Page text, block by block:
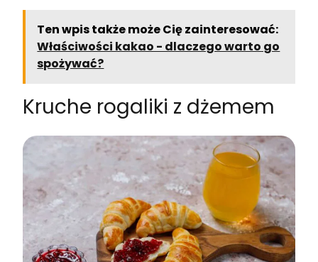
Ten wpis także może Cię zainteresować:
Właściwości kakao - dlaczego warto go
spożywać?
Kruche rogaliki z dżemem